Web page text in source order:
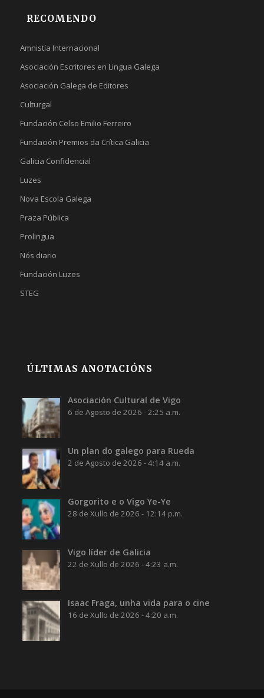
RECOMENDO
Amnistía Internacional
Asociación Escritores en Lingua Galega
Asociación Galega de Editores
Culturgal
Fundación Celso Emilio Ferreiro
Fundación Premios da Crítica Galicia
Galicia Confidencial
Luzes
Nova Escola Galega
Praza Pública
Prolingua
Nós diario
Fundación Luzes
STEG
ÚLTIMAS ANOTACIÓNS
Asociación Cultural de Vigo
6 de Agosto de 2026 - 2:25 a.m.
Un plan do galego para Rueda
2 de Agosto de 2026 - 4:14 a.m.
Gorgorito e o Vigo Ye-Ye
28 de Xullo de 2026 - 12:14 p.m.
Vigo líder de Galicia
22 de Xullo de 2026 - 4:23 a.m.
Isaac Fraga, unha vida para o cine
16 de Xullo de 2026 - 4:20 a.m.